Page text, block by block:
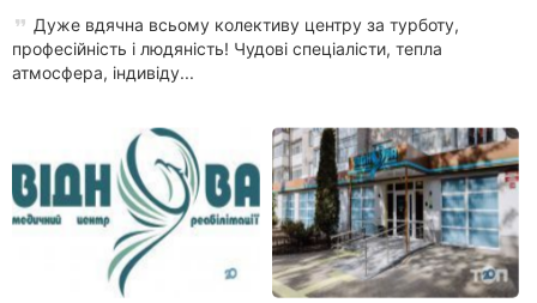
Львів
Кривий
Херсон
Дуже вдячна всьому колективу центру за турботу,
професійність і людяність! Чудові спеціалісти, тепла
атмосфера, індивіду...